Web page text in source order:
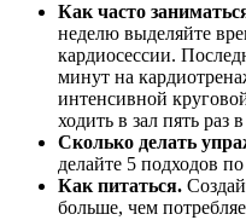
Как часто
неделю выделяйте
кардиосессии.
минут на
интенсивной
ходить в зал пять раз
Сколько делать
делайте 5 подходов
Как питаться.
больше, чем